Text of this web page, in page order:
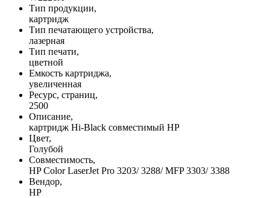
Тип продукции,
картридж
Тип печатающего устройства,
лазерная
Тип печати,
цветной
Емкость картриджа,
увеличенная
Ресурс, страниц,
2500
Описание,
картридж Hi-Black совместимый HP
Цвет,
Голубой
Совместимость,
HP Color LaserJet Pro 3203/ 3288/ MFP 3303/ 3388
Вендор,
HP